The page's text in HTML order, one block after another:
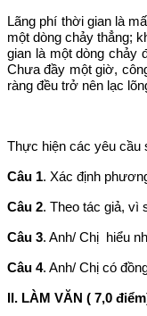
Lãng phí thời gian là
một dòng chảy thẳng;
gian là một dòng chảy
Chưa đầy một giờ,
ràng đều trở nên lạc
Thực hiện các yêu cầu
Câu 1. Xác định
Câu 2. Theo tác giả, vì
Câu 3. Anh/ Chị hiểu
Câu 4. Anh/ Chị có
II. LÀM VĂN ( 7,0